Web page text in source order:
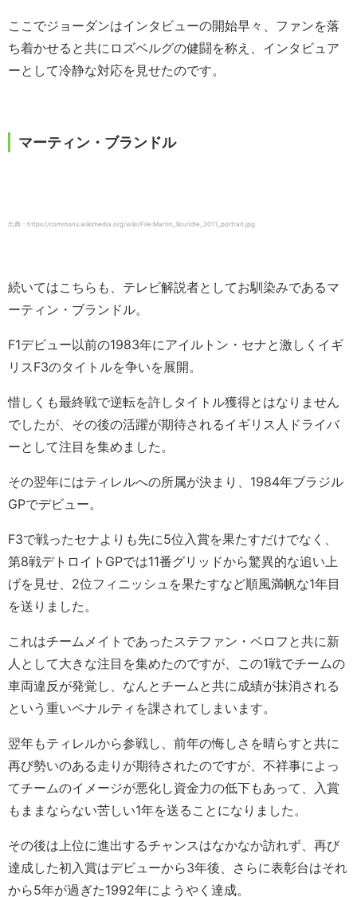
ここでジョーダンはインタビューの開始早々、ファンを落
ち着かせると共にロズベルグの健闘を称え、インタビュア
ーとして冷静な対応を見せたのです。
マーティン・ブランドル
出典：https://commons.wikimedia.org/wiki/File:Martin_Brundle_2011_portrait.jpg
続いてはこちらも、テレビ解説者としてお馴染みであるマ
ーティン・ブランドル。
F1デビュー以前の1983年にアイルトン・セナと激しくイギ
リスF3のタイトルを争いを展開。
惜しくも最終戦で逆転を許しタイトル獲得とはなりません
でしたが、その後の活躍が期待されるイギリス人ドライバ
ーとして注目を集めました。
その翌年にはティレルへの所属が決まり、1984年ブラジル
GPでデビュー。
F3で戦ったセナよりも先に5位入賞を果たすだけでなく、
第8戦デトロイトGPでは11番グリッドから驚異的な追い上
げを見せ、2位フィニッシュを果たすなど順風満帆な1年目
を送りました。
これはチームメイトであったステファン・ベロフと共に新
人として大きな注目を集めたのですが、この1戦でチームの
車両違反が発覚し、なんとチームと共に成績が抹消される
という重いペナルティを課されてしまいます。
翌年もティレルから参戦し、前年の悔しさを晴らすと共に
再び勢いのある走りが期待されたのですが、不祥事によっ
てチームのイメージが悪化し資金力の低下もあって、入賞
もままならない苦しい1年を送ることになりました。
その後は上位に進出するチャンスはなかなか訪れず、再び
達成した初入賞はデビューから3年後、さらに表彰台はそれ
から5年が過ぎた1992年にようやく達成。